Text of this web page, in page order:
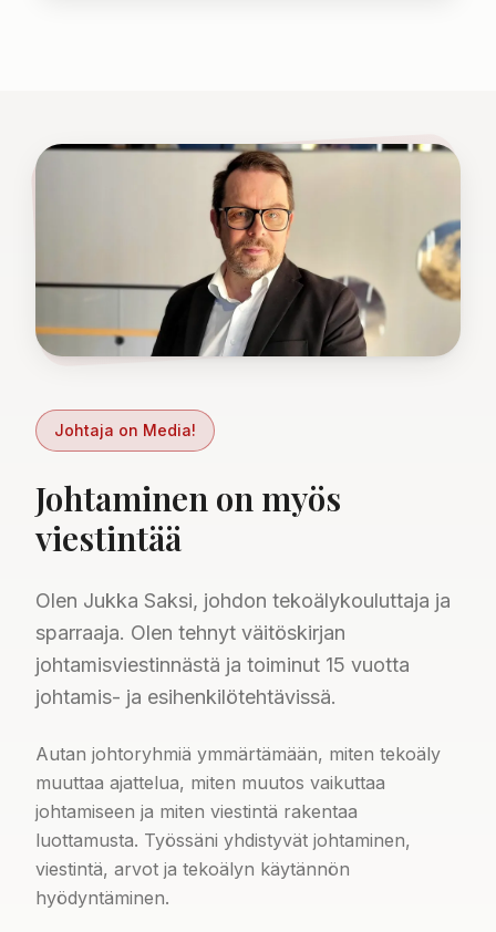
Johtaja on Media!
Johtaminen on myös
viestintää
Olen Jukka Saksi, johdon tekoälykouluttaja ja
sparraaja. Olen tehnyt väitöskirjan
johtamisviestinnästä ja toiminut 15 vuotta
johtamis- ja esihenkilötehtävissä.
Autan johtoryhmiä ymmärtämään, miten tekoäly
muuttaa ajattelua, miten muutos vaikuttaa
johtamiseen ja miten viestintä rakentaa
luottamusta. Työssäni yhdistyvät johtaminen,
viestintä, arvot ja tekoälyn käytännön
hyödyntäminen.